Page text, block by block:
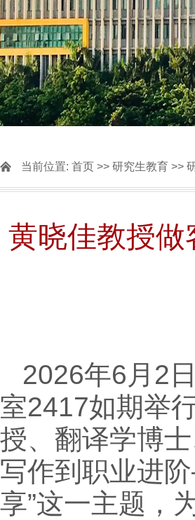
当前位置: 首页 >> 研究生教育 >>
黄晓佳教授
2026年6月2
室2417如期举
授、翻译学博
写作到职业进
享”这一主题，